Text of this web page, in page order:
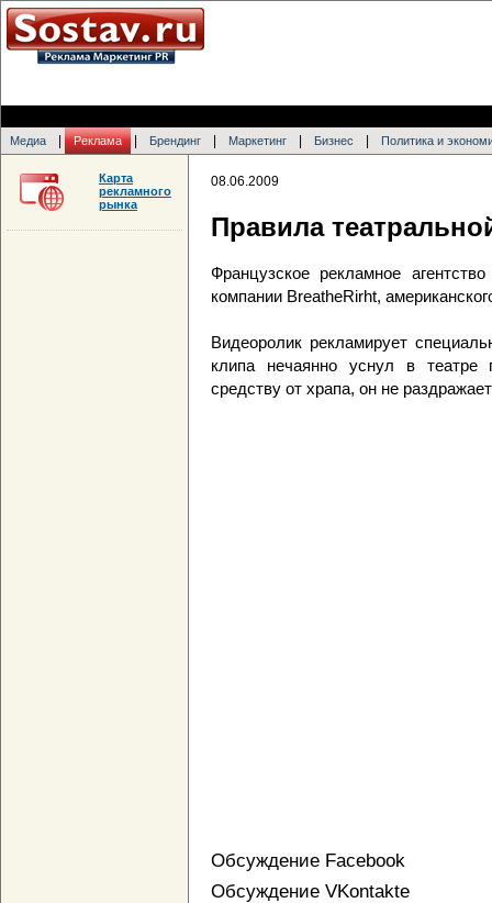
Медиа Реклама Брендинг Маркетинг Бизнес Политика и
08.06.2009
Правила
Французское рекламное
компании BreatheRirht,
Видеоролик рекламирует
клипа нечаянно уснул в театре
средству от храпа, он не
Обсуждение Facebook
Обсуждение VKontakte
Карта
рекламного
рынка